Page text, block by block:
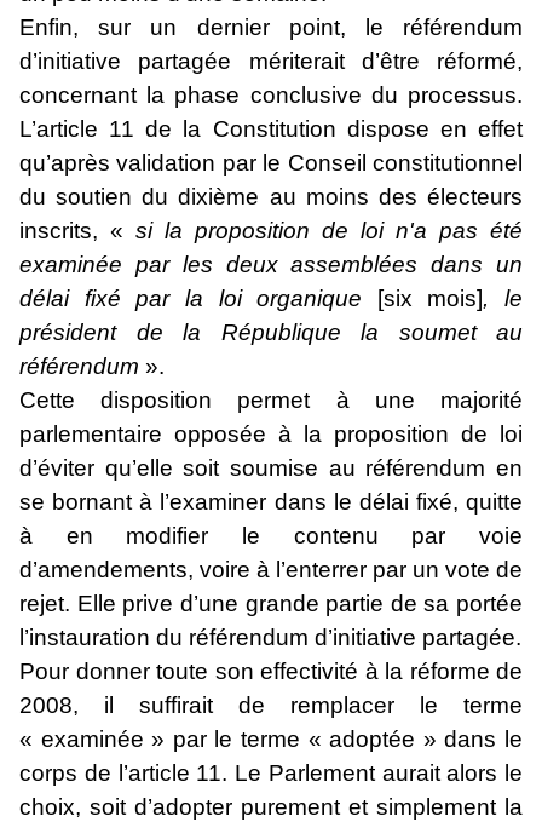
Enfin, sur un dernier point, le référendum
d’initiative partagée mériterait d’être réformé,
concernant la phase conclusive du processus.
L’article 11 de la Constitution dispose en effet
qu’après validation par le Conseil constitutionnel
du soutien du dixième au moins des électeurs
inscrits, « si la proposition de loi n'a pas été
examinée par les deux assemblées dans un
délai fixé par la loi organique [six mois], le
président de la République la soumet au
référendum ».
Cette disposition permet à une majorité
parlementaire opposée à la proposition de loi
d’éviter qu’elle soit soumise au référendum en
se bornant à l’examiner dans le délai fixé, quitte
à en modifier le contenu par voie
d’amendements, voire à l’enterrer par un vote de
rejet. Elle prive d’une grande partie de sa portée
l’instauration du référendum d’initiative partagée.
Pour donner toute son effectivité à la réforme de
2008, il suffirait de remplacer le terme
« examinée » par le terme « adoptée » dans le
corps de l’article 11. Le Parlement aurait alors le
choix, soit d’adopter purement et simplement la